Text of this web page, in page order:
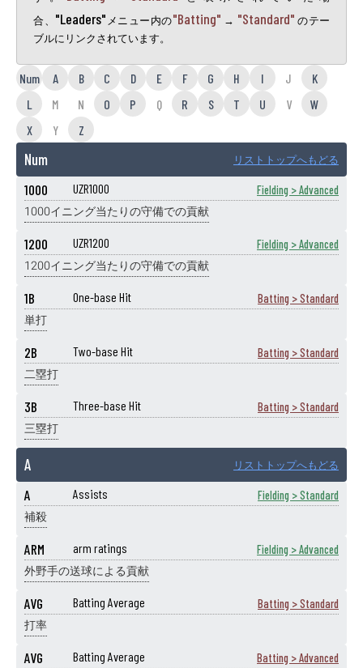
合、 "Leaders"メニュー内の"Batting" → "Standard" のテー
ブルにリンクされています。
Num A B C D E F G H I J
K
L
M N O P Q R S T U V
W
X
Y Z
Num リストトップへもどる
1000 UZR1000 Fielding > Advanced
1000イニング当たりの守備での貢献
1200 UZR1200 Fielding > Advanced
1200イニング当たりの守備での貢献
1B One-base Hit Batting > Standard
単打
2B Two-base Hit Batting > Standard
二塁打
3B Three-base Hit Batting > Standard
三塁打
A リストトップへもどる
A Assists Fielding > Standard
補殺
ARM arm ratings Fielding > Advanced
外野手の送球による貢献
AVG Batting Average Batting > Standard
打率
AVG Batting Average Batting > Advanced